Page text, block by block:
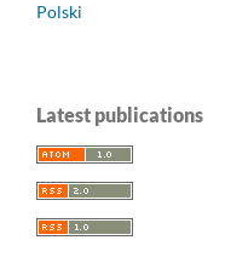
Polski
Latest publications